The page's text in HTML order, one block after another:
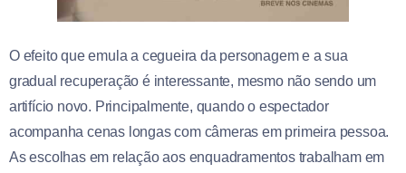
O efeito que emula a cegueira da personagem e a sua
gradual recuperação é interessante, mesmo não sendo um
artifício novo. Principalmente, quando o espectador
acompanha cenas longas com câmeras em primeira pessoa.
As escolhas em relação aos enquadramentos trabalham em